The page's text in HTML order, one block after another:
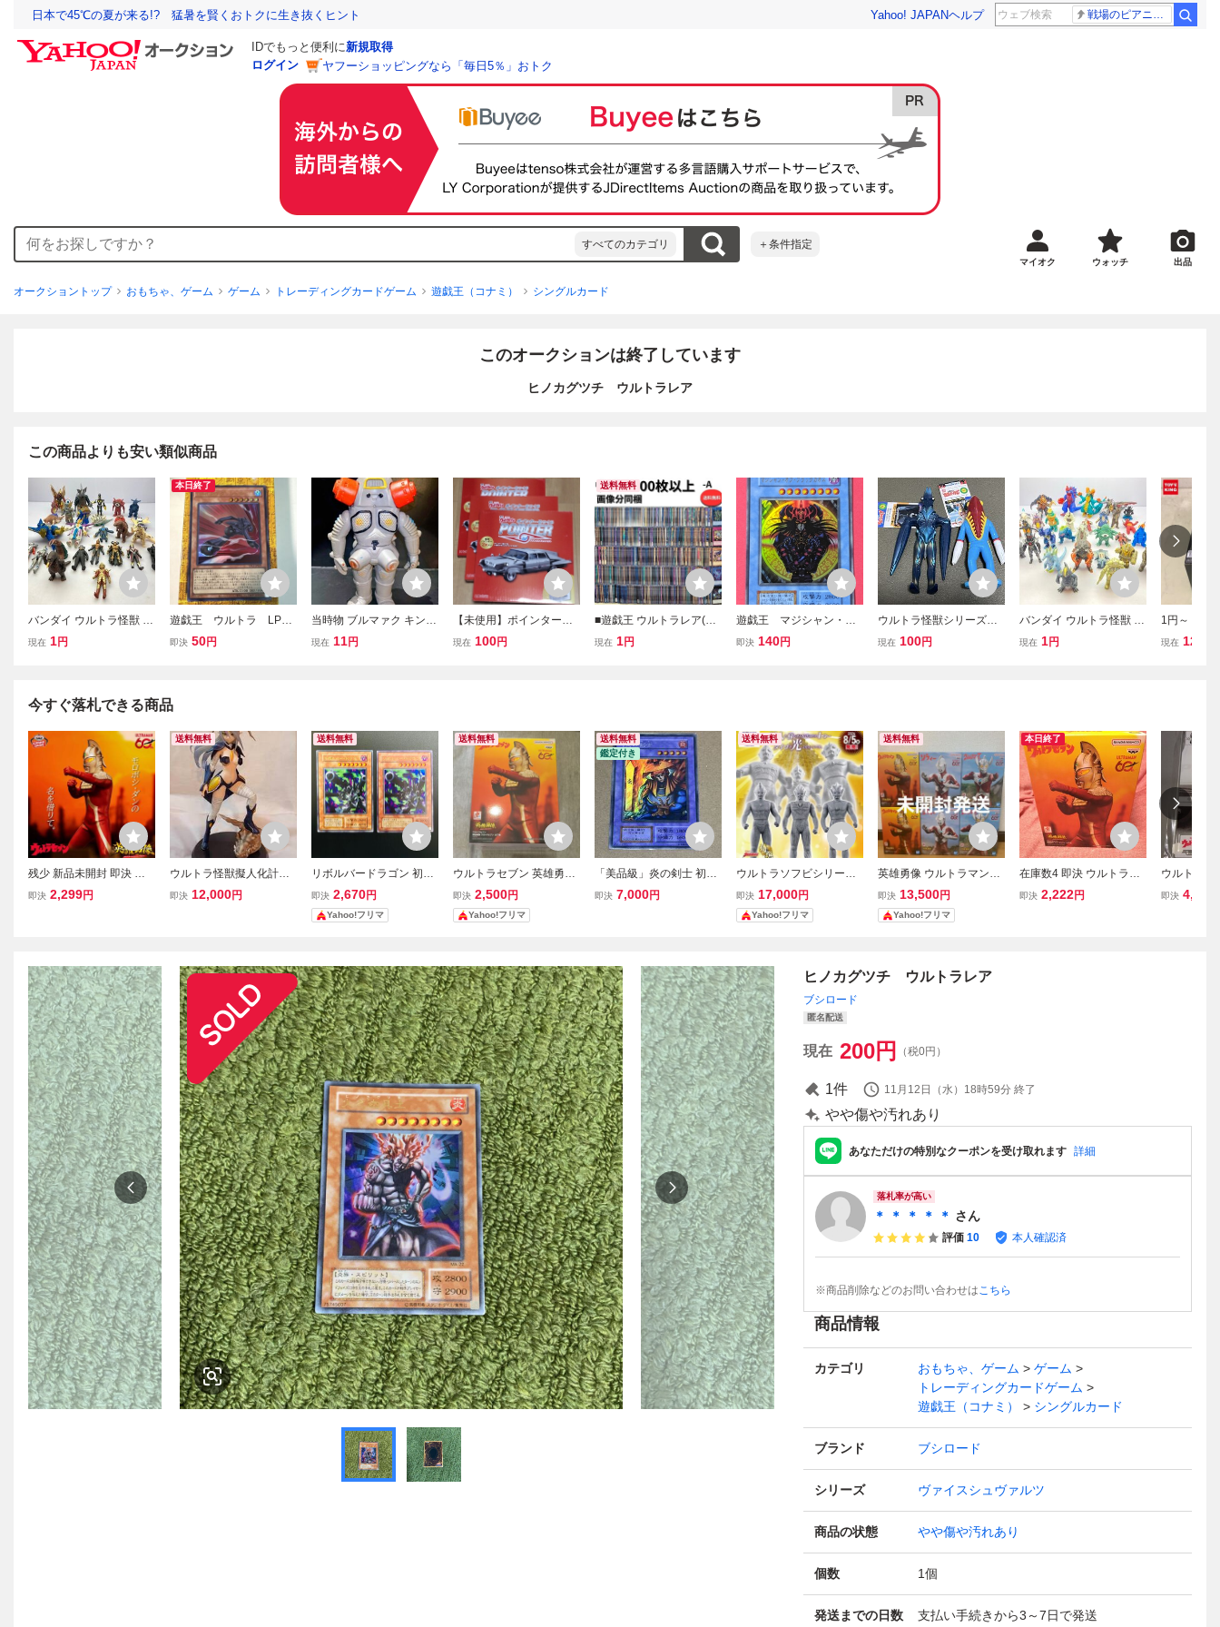
日本で45℃の夏が来る!? 猛暑を賢くおトクに生き抜くヒント Yahoo! JAPANヘルプ 戦場のピアニスト
IDでもっと便利に新規取得
ログイン
ヤフーショッピングなら「毎日5％」おトク
すべてのカテゴリ ＋条件指定
マイオク ウォッチ 出品
オークショントップ おもちゃ、ゲーム ゲーム トレーディングカードゲーム 遊戯王（コナミ） シングルカード
このオークションは終了しています
ヒノカグツチ ウルトラレア
この商品よりも安い類似商品
バンダイ ウルトラ怪獣 シ
リーズ ゼットン など ソ
現在 1円
本日終了
遊戯王 ウルトラ LPG2
-JP025 Ｄ－ＨＥＲＯ ダ
即決 50円
当時物 ブルマァク キング
ジョー ソフビ ウルトラセ
現在 11円
【未使用】ポインターを
つくるバインダー3箱 ウ
現在 100円
送料無料
■遊戯王 ウルトラレア(ウ
ル)1000枚以上 大量 まと
現在 1円
遊戯王 マジシャン・オ
ブ・ブラックカオス(復刻
即決 140円
ウルトラ怪獣シリーズ
メトロン星人 パワード
現在 100円
バンダイ ウルトラ怪獣 シ
リーズ 破滅魔虫カイザー
現在 1円
1円～ 未開
動αウルト
現在 12
今すぐ落札できる商品
残少 新品未開封 即決 新
作 ウルトラセブン 英雄勇
即決 2,299円
送料無料
ウルトラ怪獣擬人化計画 f
eat・pop宇宙恐竜ゼット
即決 12,000円
送料無料
リボルバードラゴン 初期
ウルトラ ME-65 2期 二
期 遊戯王 リボルバー・ド
ラゴン ウルトラレア
即決 2,670円
Yahoo!フリマ
送料無料
ウルトラセブン 英雄勇像
フィギュア バンプレスト
ウルトラマン60周年 未開
封まま発送
即決 2,500円
Yahoo!フリマ
送料無料
鑑定付き
「美品級」炎の剣士 初期
ウルトラシークレット 遊
即決 7,000円
送料無料
ウルトラソフビシリーズ
特選 ティガの巨人像 超古
代の英雄戦士たち ウルト
ラマンティガ
即決 17,000円
Yahoo!フリマ
送料無料
英雄勇像 ウルトラマンタ
ロウ ウルトラセブン
ゾフィー 各２個計６
個 未開封発送
即決 13,500円
Yahoo!フリマ
本日終了
在庫数4 即決 ウルトラマ
ンシリーズ ウルトラセブ
即決 2,222円
ウルトラ警
ンヌ隊員×
即決 4,500
ヒノカグツチ ウルトラレア
ブシロード
匿名配送
現在 200円 （税0円）
1件 11月12日（水）18時59分 終了
やや傷や汚れあり
あなただけの特別なクーポンを受け取れます 詳細
落札率が高い
＊ ＊ ＊ ＊ ＊ さん
評価 10 本人確認済
※商品削除などのお問い合わせはこちら
商品情報
カテゴリ おもちゃ、ゲーム
ゲーム
トレーディングカードゲーム
遊戯王（コナミ）
シングルカード
ブランド ブシロード
シリーズ ヴァイスシュヴァルツ
商品の状態 やや傷や汚れあり
個数 1個
発送までの日数 支払い手続きから3～7日で発送